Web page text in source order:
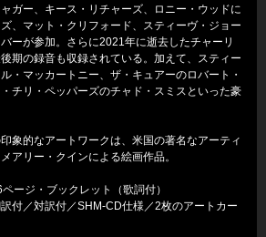
ガー、キース・リチャーズ、ロニー・ウッドに
、マット・クリフォード、スティーヴ・ジョー
ーが参加。さらに2021年に逝去したチャーリ
期の録音も収録されている。加えて、スティー
・マッカートニー、ザ・キュアーのロバート・
チリ・ペッパーズのチャド・スミスといった豪
象的なアートワークは、米国の著名なアーティ
アリー・クインによる絵画作品。
ージ・ブックレット（歌詞付）
付／対訳付／SHM-CD仕様／2枚のアートカー